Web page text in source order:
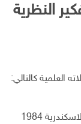
النظرية
العلمية كالتالي:
1984